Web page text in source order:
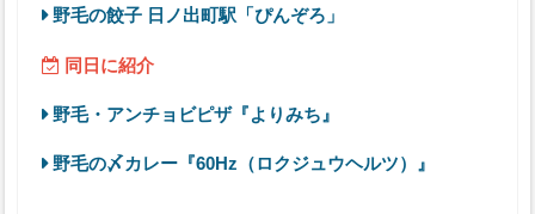
野毛の餃子 日ノ出町駅「ぴんぞろ」
同日に紹介
野毛・アンチョビピザ『よりみち』
野毛の〆カレー『60Hz（ロクジュウヘルツ）』